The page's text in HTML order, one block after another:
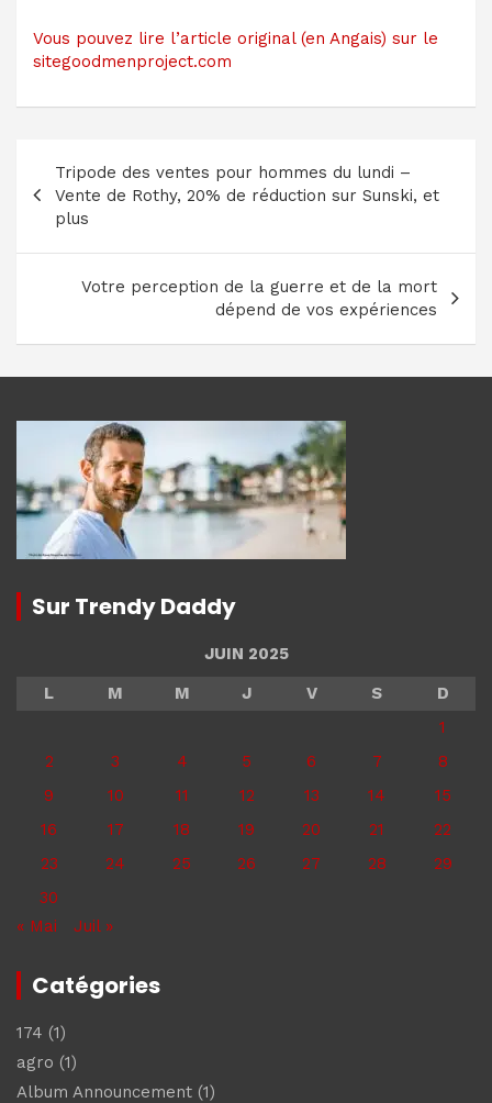
Vous pouvez lire l’article original (en Angais) sur le
sitegoodmenproject.com
de
l’article
Tripode des ventes pour hommes du lundi –
Vente de Rothy, 20% de réduction sur Sunski, et
plus
Votre perception de la guerre et de la mort
dépend de vos expériences
Sur Trendy Daddy
JUIN 2025
L
M M J V S
D
1
2
3 4 5 6 7
8
9
10 11 12 13 14
15
16
17 18 19 20 21
22
23
24 25 26 27 28
29
30
« Mai
Juil »
Catégories
174 (1)
agro (1)
Album Announcement (1)